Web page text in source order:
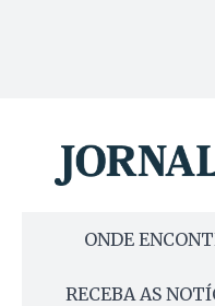
ONDE
RECEBA AS